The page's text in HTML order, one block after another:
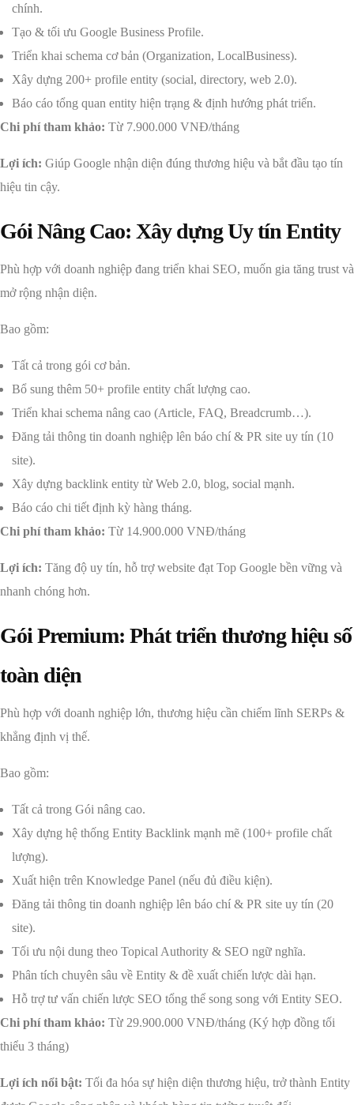
chính.
Tạo & tối ưu Google Business Profile.
Triển khai schema cơ bản (Organization, LocalBusiness).
Xây dựng 200+ profile entity (social, directory, web 2.0).
Báo cáo tổng quan entity hiện trạng & định hướng phát triển.
Chi phí tham khảo: Từ 7.900.000 VNĐ/tháng
Lợi ích: Giúp Google nhận diện đúng thương hiệu và bắt đầu tạo tín
hiệu tin cậy.
Gói Nâng Cao: Xây dựng Uy tín Entity
Phù hợp với doanh nghiệp đang triển khai SEO, muốn gia tăng trust và
mở rộng nhận diện.
Bao gồm:
Tất cả trong gói cơ bản.
Bổ sung thêm 50+ profile entity chất lượng cao.
Triển khai schema nâng cao (Article, FAQ, Breadcrumb…).
Đăng tải thông tin doanh nghiệp lên báo chí & PR site uy tín (10
site).
Xây dựng backlink entity từ Web 2.0, blog, social mạnh.
Báo cáo chi tiết định kỳ hàng tháng.
Chi phí tham khảo: Từ 14.900.000 VNĐ/tháng
Lợi ích: Tăng độ uy tín, hỗ trợ website đạt Top Google bền vững và
nhanh chóng hơn.
Gói Premium: Phát triển thương hiệu số
toàn diện
Phù hợp với doanh nghiệp lớn, thương hiệu cần chiếm lĩnh SERPs &
khẳng định vị thế.
Bao gồm:
Tất cả trong Gói nâng cao.
Xây dựng hệ thống Entity Backlink mạnh mẽ (100+ profile chất
lượng).
Xuất hiện trên Knowledge Panel (nếu đủ điều kiện).
Đăng tải thông tin doanh nghiệp lên báo chí & PR site uy tín (20
site).
Tối ưu nội dung theo Topical Authority & SEO ngữ nghĩa.
Phân tích chuyên sâu về Entity & đề xuất chiến lược dài hạn.
Hỗ trợ tư vấn chiến lược SEO tổng thể song song với Entity SEO.
Chi phí tham khảo: Từ 29.900.000 VNĐ/tháng (Ký hợp đồng tối
thiểu 3 tháng)
Lợi ích nổi bật: Tối đa hóa sự hiện diện thương hiệu, trở thành Entity